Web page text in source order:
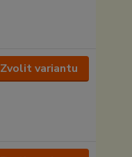
Zvolit variantu